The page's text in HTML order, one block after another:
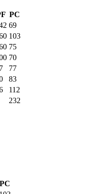
PC
69
103
75
70
77
83
112
232
PC